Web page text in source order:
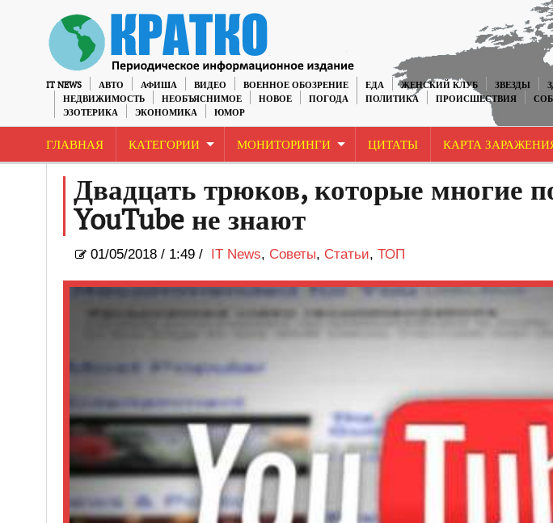
IT NEWS АВТО АФИША ВИДЕО ВОЕННОЕ ОБОЗРЕНИЕ ЕДА ЖЕНСКИЙ КЛУБ ЗВЕЗДЫ
НЕДВИЖИМОСТЬ
НЕОБЪЯСНИМОЕ НОВОЕ ПОГОДА ПОЛИТИКА ПРОИСШЕСТВИЯ
ЭЗОТЕРИКА
ЭКОНОМИКА ЮМОР
ГЛАВНАЯ КАТЕГОРИИ МОНИТОРИНГИ ЦИТАТЫ КАРТА
Двадцать трюков, которые многие
YouTube не знают
01/05/2018/ 1:49 / IT News, Советы, Статьи, ТОП